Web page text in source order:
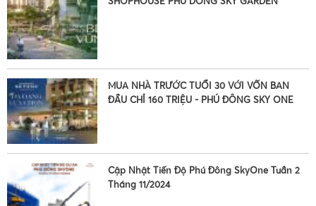
MUA NHÀ TRƯỚC TUỔI 30 VỚI VỐN BAN
ĐẦU CHỈ 160 TRIỆU - PHÚ ĐÔNG SKY ONE
Cập Nhật Tiến Độ Phú Đông SkyOne Tuần 2
Tháng 11/2024